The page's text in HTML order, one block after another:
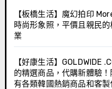
【板橋生活】魔幻拍印
時尚形象照，平價且親民
業
【好康生活】GOLDWIDE
的精選商品，代購新體驗
有各類韓國熱銷商品和客